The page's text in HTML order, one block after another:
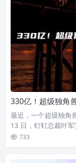
330亿！超级独角
最近，一个超级独角
13 日，钉钉总裁叶
733